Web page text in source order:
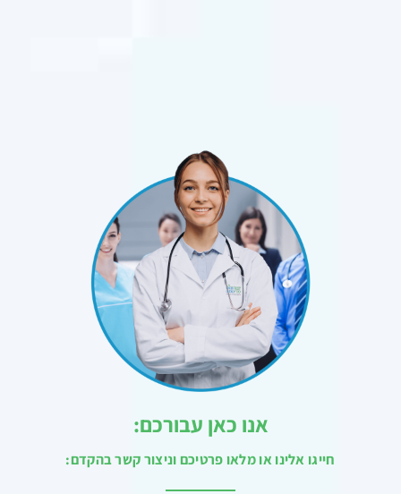
אנו כאן עבורכם:
חייגו אלינו או מלאו פרטיכם וניצור קשר בהקדם: